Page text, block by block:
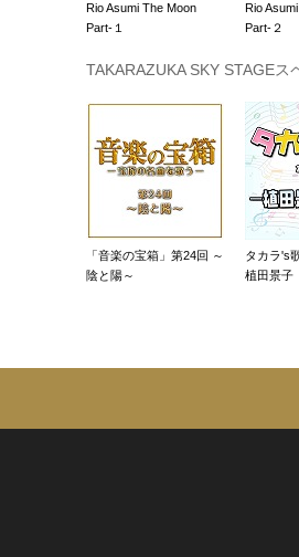
Rio Asumi The Moon
Part-１
Rio
Part-２
TAKARAZUKA SKY STAGEス
「音楽の宝箱」第24回 ～
陰と陽～
タカラ's
植田景